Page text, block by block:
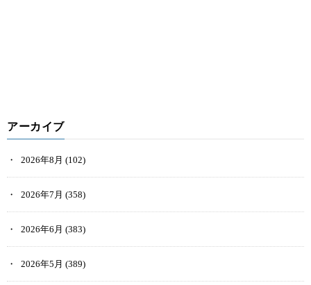
アーカイブ
2026年8月 (102)
2026年7月 (358)
2026年6月 (383)
2026年5月 (389)